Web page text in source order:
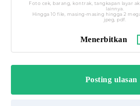
Menerbitkan
Foto cek, barang, kontrak, tangkapan layar
lainnya.
Hingga 10 file, masing-masing hingga 2
jpeg, pdf.